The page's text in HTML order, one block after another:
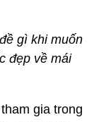
gì khi muốn
đẹp về mái
gia trong